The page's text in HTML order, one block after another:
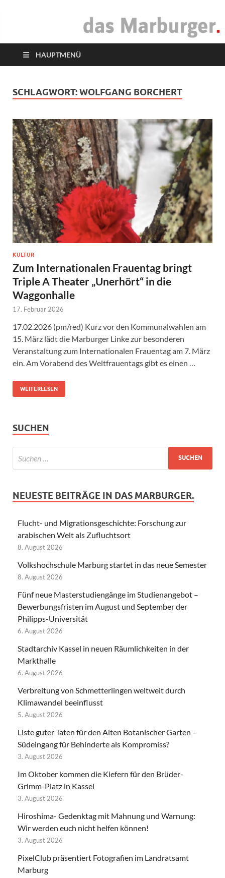
das Marburger.
HAUPTMENÜ
SCHLAGWORT:WOLFGANG BORCHERT
KULTUR
Zum Internationalen Frauentag bringt
Triple A Theater „Unerhört“ in die
Waggonhalle
17. Februar 2026
17.02.2026 (pm/red) Kurz vor den Kommunalwahlen am
15. März lädt die Marburger Linke zur besonderen
Veranstaltung zum Internationalen Frauentag am 7. März
ein. Am Vorabend des Weltfrauentags gibt es einen …
WEITERLESEN
SUCHEN
NEUESTE BEITRÄGE IN DAS MARBURGER.
Flucht- und Migrationsgeschichte: Forschung zur
arabischen Welt als Zufluchtsort
8. August 2026
Volkshochschule Marburg startet in das neue Semester
8. August 2026
Fünf neue Masterstudiengänge im Studienangebot –
Bewerbungsfristen im August und September der
Philipps-Universität
6. August 2026
Stadtarchiv Kassel in neuen Räumlichkeiten in der
Markthalle
6. August 2026
Verbreitung von Schmetterlingen weltweit durch
Klimawandel beeinflusst
5. August 2026
Liste guter Taten für den Alten Botanischer Garten –
Südeingang für Behinderte als Kompromiss?
3. August 2026
Im Oktober kommen die Kiefern für den Brüder-
Grimm-Platz in Kassel
3. August 2026
Hiroshima- Gedenktag mit Mahnung und Warnung:
Wir werden euch nicht helfen können!
3. August 2026
PixelClub präsentiert Fotografien im Landratsamt
Marburg